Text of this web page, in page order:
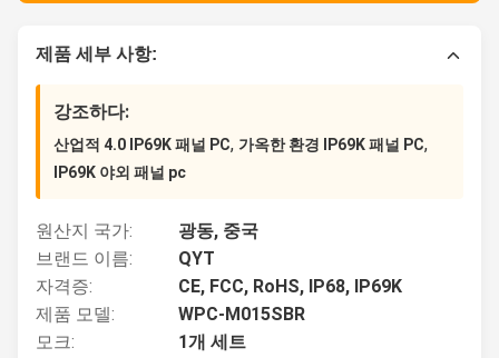
제품 세부 사항:
강조하다:
산업적 4.0 IP69K 패널 PC, 가옥한 환경 IP69K 패널 PC,
IP69K 야외 패널 pc
원산지 국가:
광동, 중국
브랜드 이름:
QYT
자격증:
CE, FCC, RoHS, IP68, IP69K
제품 모델:
WPC-M015SBR
모크:
1개 세트